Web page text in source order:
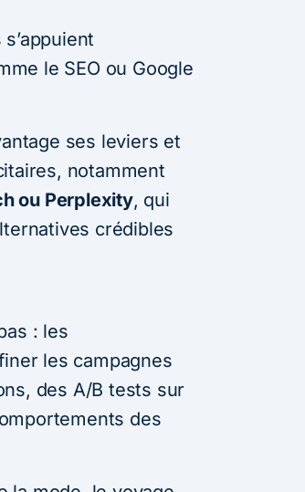
le SEO ou Google
ses leviers et
notamment
ou Perplexity, qui
crédibles
: les
les campagnes
des A/B tests sur
des